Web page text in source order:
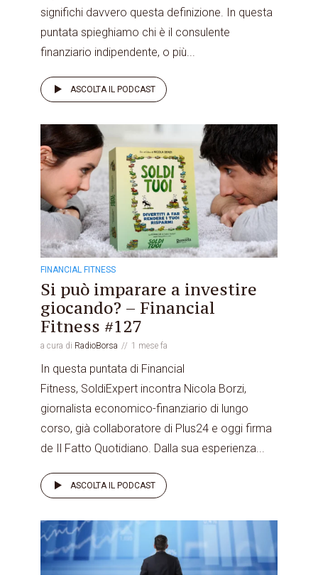
significhi davvero questa definizione. In questa
puntata spieghiamo chi è il consulente
finanziario indipendente, o più...
ASCOLTA IL PODCAST
FINANCIAL FITNESS
Si può imparare a investire
giocando? – Financial
Fitness #127
a cura di RadioBorsa 1 mese fa
In questa puntata di Financial
Fitness, SoldiExpert incontra Nicola Borzi,
giornalista economico-finanziario di lungo
corso, già collaboratore di Plus24 e oggi firma
de Il Fatto Quotidiano. Dalla sua esperienza...
ASCOLTA IL PODCAST